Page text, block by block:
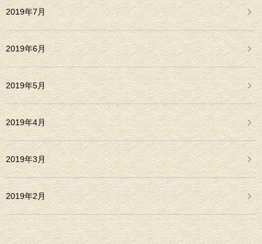
2019年7月
2019年6月
2019年5月
2019年4月
2019年3月
2019年2月